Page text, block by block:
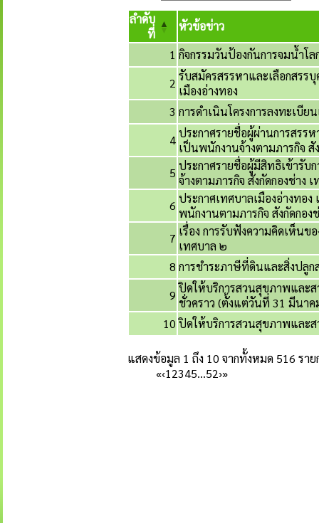
ลำดับ
ที่
หัวข้อข่าว
1 กิจกรรมวันป้องกันการจมน้ำโ
2 รับสมัครสรรหาและเลือกสรร
เมืองอ่างทอง
3 การดำเนินโครงการลงทะเบี
4ประกาศรายชื่อผู้ผ่านการสรร
เป็นพนักงานจ้างตามภารกิจ สั
5 ประกาศรายชื่อผู้มีสิทธิเข้ารับ
จ้างตามภารกิจ สังกัดกองช่าง
6 ประกาศเทศบาลเมืองอ่างทอง
พนักงานตามภารกิจ สังกัดกอง
7 เรื่อง การรับฟังความคิดเห็นข
เทศบาล ๒
8 การชำระภาษีที่ดินและสิ่งปลูก
9 ปิดให้บริการสวนสุขภาพและส
ชั่วคราว (ตั้งแต่วันที่ 31 มีนา
10 ปิดให้บริการสวนสุขภาพและส
แสดงข้อมูล 1 ถึง 10 จากทั้งหมด 516 ราย
«‹12345…52›»